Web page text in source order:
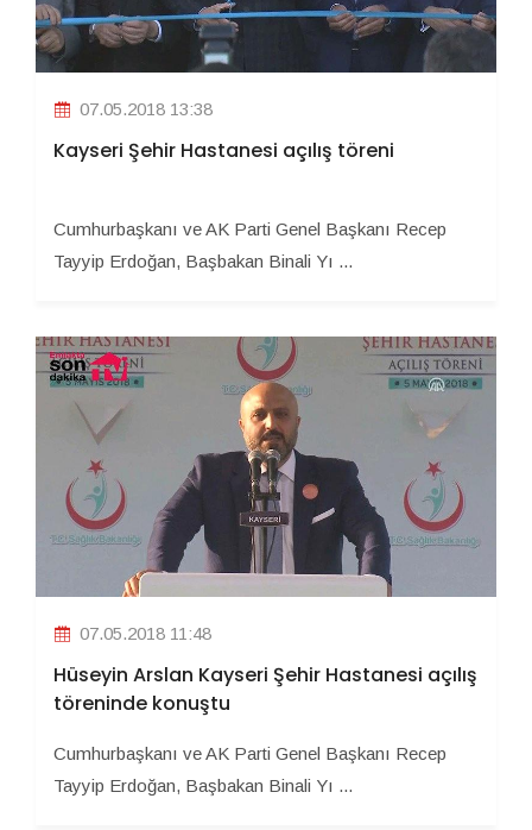
07.05.2018 13:38
Kayseri Şehir Hastanesi açılış töreni
Cumhurbaşkanı ve AK Parti Genel Başkanı Recep
Tayyip Erdoğan, Başbakan Binali Yı ...
07.05.2018 11:48
Hüseyin Arslan Kayseri Şehir Hastanesi açılış
töreninde konuştu
Cumhurbaşkanı ve AK Parti Genel Başkanı Recep
Tayyip Erdoğan, Başbakan Binali Yı ...